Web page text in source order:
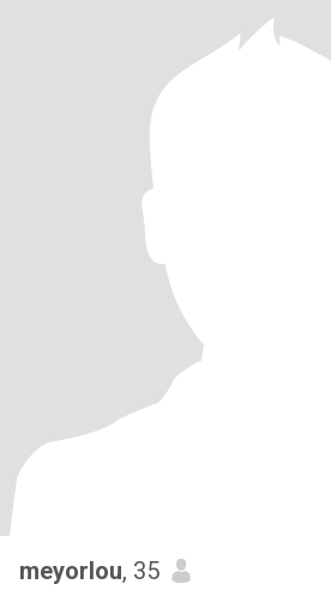
meyorlou, 35